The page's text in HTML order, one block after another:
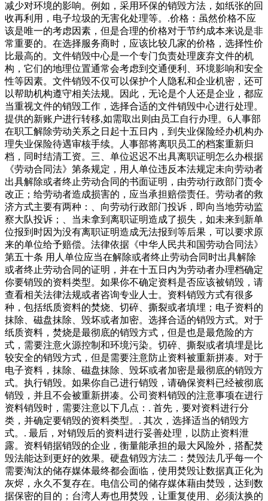
减少对环境的影响。例如，采用环保的销毁方法，如纸张的回
收再利用，电子垃圾的无害化处理等。.价格：虽然价格不应
该是唯一的考虑因素，但是合理的价格对于节约成本来说是非
常重要的。在选择服务商时，应该比较几家的价格，选择性价
比最高的。文件销毁中心是一个专门负责处理废弃文件的机
构，它们的地理位置通常会考虑到交通便利、环境影响和安全
性等因素。文件销毁不仅可以保护个人隐私和企业机密，还可
以帮助机构遵守相关法规。因此，无论是个人还是企业，都应
当重视文件的销毁工作，选择合适的文件销毁中心进行处理。
提供的新账户进行转移,如需取出则由员工自行办理。6人事部
在职工解除劳动关系之日起十五日内，到失业保险经办机构办
理失业保险待遇审核手续。人事部将离职员工的档案重新归
档，同时结清工资。三、单位迟迟不出具离职证明怎么办根据
《劳动合同法》第条规定，用人单位违反本法规定未向劳动者
出具解除或者终止劳动合同的书面证明，由劳动行政部门责令
改正；给劳动者造成损害的，应当承担赔偿责任。劳动者的救
济方式主要有两种：、向劳动行政部门投诉，即向当地劳动监
察大队投诉；、当未拿到离职证明造成了损失，如未来到新单
位报到时因为没有离职证明造成无法报到等后果，可以要求原
来的单位给予赔偿。法律依据《中华人民共和国劳动合同法》
第五十条 用人单位应当在解除或者终止劳动合同时出具解除
或者终止劳动合同的证明，并在十五日内为劳动者办理档确定
你要销毁的资料类型。如果你不确定资料是否应该被销毁，请
查看相关法律法规或者咨询专业人士。资料销毁方式有很多
种，包括纸质资料的焚烧、切碎、撕裂或者填埋；电子资料的
抹除、磁盘抹除、毁坏或者加密。选择合适的销毁方式。对于
纸质资料，焚烧是最彻底的销毁方式，但是也是最危险的方
式，需要注意火源控制和环境污染。切碎、撕裂或者填埋是比
较安全的销毁方式，但是需要注意防止资料被重新拼凑。对于
电子资料，抹除、磁盘抹除、毁坏或者加密是最彻底的销毁方
式。执行销毁。如果你自己进行销毁，请确保资料已经被彻底
销毁，并且不会被重新拼凑。公司资料销毁的注意事项在进行
资料销毁时，需要注意以下几点：. 首先，要对资料进行分
类，并确定要销毁的资料类型。. 其次，选择适当的销毁方
式。. 最后，对销毁后的资料进行妥善处理，以防止资料泄
露。资料销据销毁的企业，衡量能承担的最大风险外，搭配焚
毁法能达到更好的效果。硬盘销毁方法二：焚毁法几乎每一个
需要淘汰的储存媒体最终都会面临，使用焚毁让数据真正化为
灰烬，永久不复存在。电信公司的储存媒体藉由焚毁，达到数
据保密的目的；台湾人寿也用焚毁，让重复使用、必须汰换的